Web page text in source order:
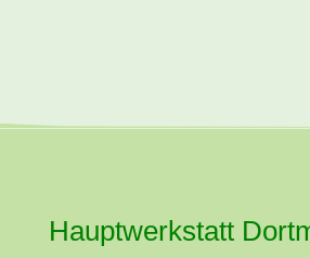
Hauptwerkstatt